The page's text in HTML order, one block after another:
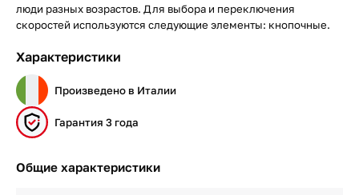
люди разных возрастов. Для выбора и переключения
скоростей используются следующие элементы: кнопочные.
Характеристики
Произведено в Италии
Гарантия 3 года
Общие характеристики